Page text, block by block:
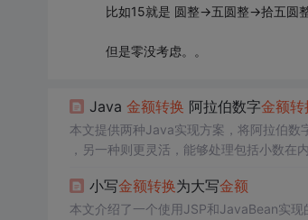
比如15就是 圆整->五圆整->拾五圆
但是零没考虑。。
Java 金额转换 阿拉伯数字金额转
本文提供两种Java实现方案，将阿拉伯数
，另一种则更灵活，能够处理包括小数在
小写金额转换为大写金额
本文介绍了一个使用JSP和JavaBean实现